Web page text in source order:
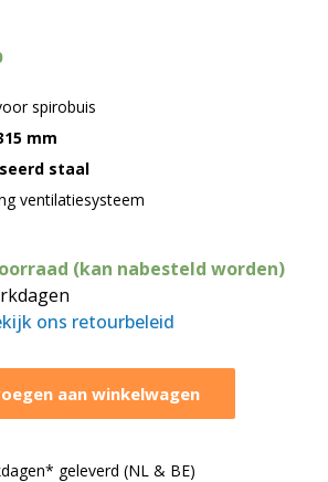
spirobuis
mm
staal
ventilatiesysteem
(kan nabesteld worden)
ons retourbeleid
aan winkelwagen
geleverd (NL & BE)